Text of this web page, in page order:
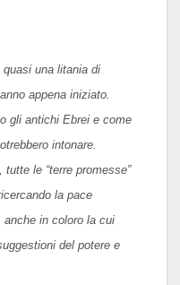
una litania di
appena iniziato.
gli antichi Ebrei e come
intonare.
tutte le “terre promesse”
la pace
anche in coloro la cui
del potere e